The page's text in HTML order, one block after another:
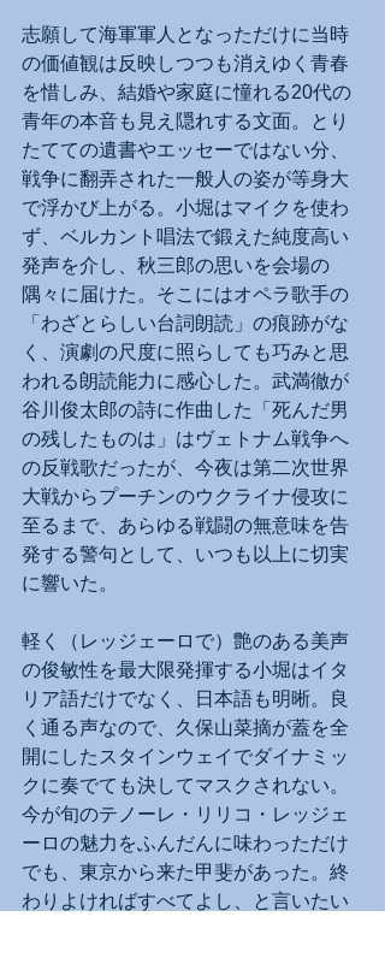
志願して海軍軍人となっただけに当時
の価値観は反映しつつも消えゆく青春
を惜しみ、結婚や家庭に憧れる20代の
青年の本音も見え隠れする文面。とり
たてての遺書やエッセーではない分、
戦争に翻弄された一般人の姿が等身大
で浮かび上がる。小堀はマイクを使わ
ず、ベルカント唱法で鍛えた純度高い
発声を介し、秋三郎の思いを会場の
隅々に届けた。そこにはオペラ歌手の
「わざとらしい台詞朗読」の痕跡がな
く、演劇の尺度に照らしても巧みと思
われる朗読能力に感心した。武満徹が
谷川俊太郎の詩に作曲した「死んだ男
の残したものは」はヴェトナム戦争へ
の反戦歌だったが、今夜は第二次世界
大戦からプーチンのウクライナ侵攻に
至るまで、あらゆる戦闘の無意味を告
発する警句として、いつも以上に切実
に響いた。
軽く（レッジェーロで）艶のある美声
の俊敏性を最大限発揮する小堀はイタ
リア語だけでなく、日本語も明晰。良
く通る声なので、久保山菜摘が蓋を全
開にしたスタインウェイでダイナミッ
クに奏でても決してマスクされない。
今が旬のテノーレ・リリコ・レッジェ
ーロの魅力をふんだんに味わっただけ
でも、東京から来た甲斐があった。終
わりよければすべてよし、と言いたい